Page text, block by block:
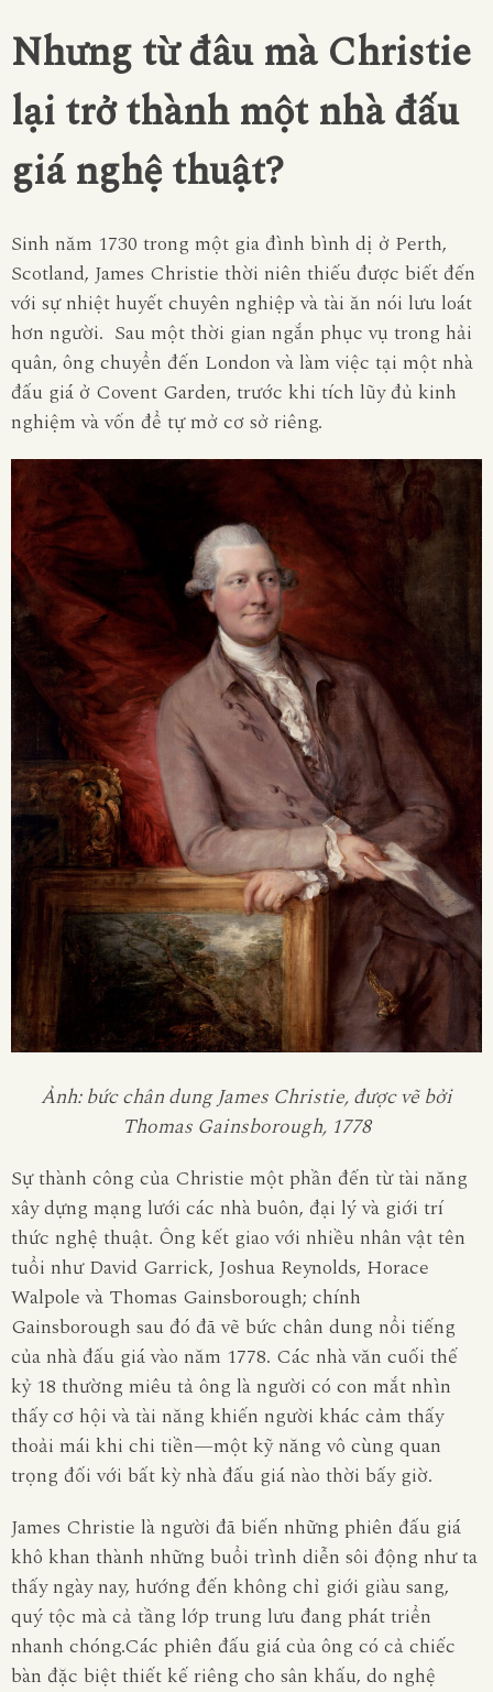
Nhưng từ đâu mà Christie
lại trở thành một nhà đấu
giá nghệ thuật?
Sinh năm 1730 trong một gia đình bình dị ở Perth,
Scotland, James Christie thời niên thiếu được biết đến
với sự nhiệt huyết chuyên nghiệp và tài ăn nói lưu loát
hơn người. Sau một thời gian ngắn phục vụ trong hải
quân, ông chuyển đến London và làm việc tại một nhà
đấu giá ở Covent Garden, trước khi tích lũy đủ kinh
nghiệm và vốn để tự mở cơ sở riêng.
Ảnh: bức chân dung James Christie, được vẽ bởi
Thomas Gainsborough, 1778
Sự thành công của Christie một phần đến từ tài năng
xây dựng mạng lưới các nhà buôn, đại lý và giới trí
thức nghệ thuật. Ông kết giao với nhiều nhân vật tên
tuổi như David Garrick, Joshua Reynolds, Horace
Walpole và Thomas Gainsborough; chính
Gainsborough sau đó đã vẽ bức chân dung nổi tiếng
của nhà đấu giá vào năm 1778. Các nhà văn cuối thế
kỷ 18 thường miêu tả ông là người có con mắt nhìn
thấy cơ hội và tài năng khiến người khác cảm thấy
thoải mái khi chi tiền—một kỹ năng vô cùng quan
trọng đối với bất kỳ nhà đấu giá nào thời bấy giờ.
James Christie là người đã biến những phiên đấu giá
khô khan thành những buổi trình diễn sôi động như ta
thấy ngày nay, hướng đến không chỉ giới giàu sang,
quý tộc mà cả tầng lớp trung lưu đang phát triển
nhanh chóng.Các phiên đấu giá của ông có cả chiếc
bàn đặc biệt thiết kế riêng cho sân khấu, do nghệ